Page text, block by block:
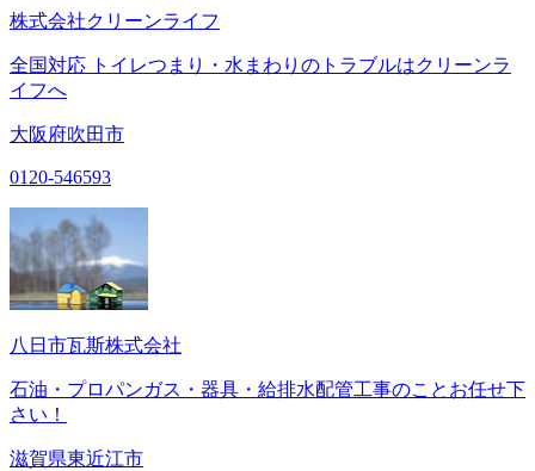
株式会社クリーンライフ
全国対応 トイレつまり・水まわりのトラブルはクリーンラ
イフへ
大阪府吹田市
0120-546593
八日市瓦斯株式会社
石油・プロパンガス・器具・給排水配管工事のことお任せ下
さい！
滋賀県東近江市